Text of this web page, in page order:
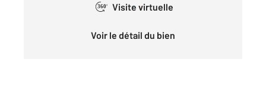
360° Visite virtuelle
Voir le détail du bien